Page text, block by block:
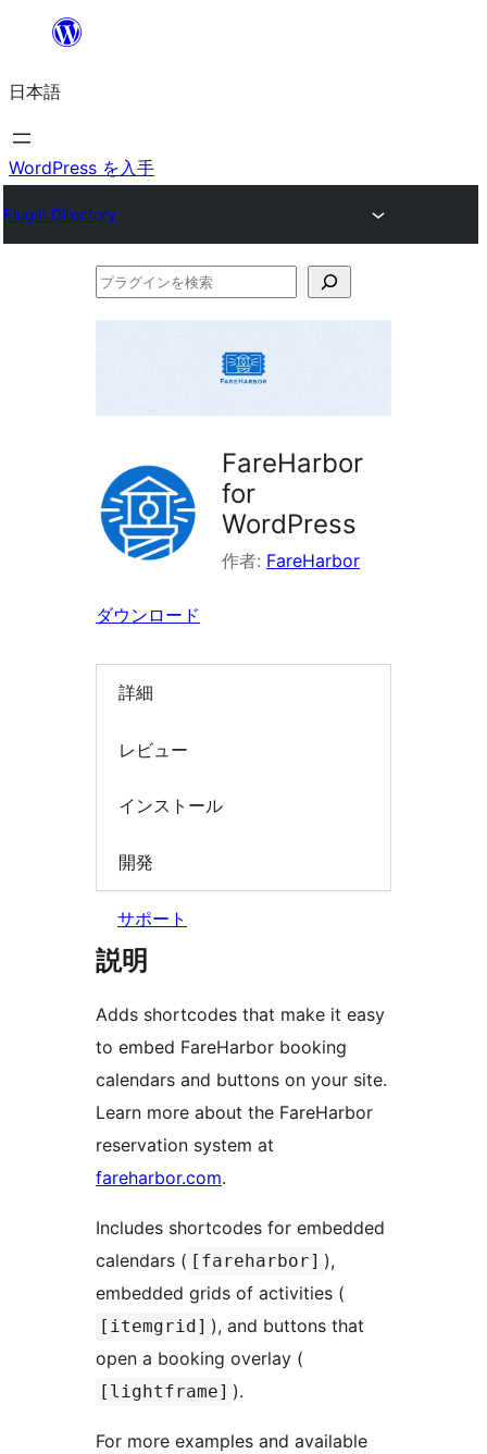
を
ス
キ
プ
日本語
WordPress を入手
Plugin Directory
プ
ン
検
索
FareHarbor
for
WordPress
作者: FareHarbor
ダウンロード
詳細
レビュー
インストール
開発
サポート
説明
Adds shortcodes that make it easy
to embed FareHarbor booking
calendars and buttons on your site.
Learn more about the FareHarbor
reservation system at
fareharbor.com.
Includes shortcodes for embedded
calendars ( [fareharbor] ),
embedded grids of activities (
[itemgrid] ), and buttons that
open a booking overlay (
[lightframe] ).
For more examples and available